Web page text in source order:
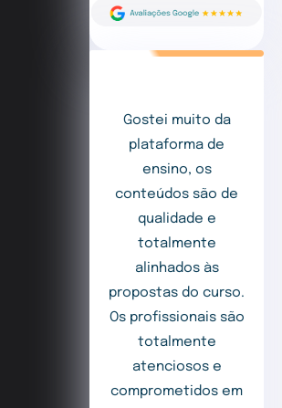
Gostei muito da
plataforma de
ensino, os
conteúdos são de
qualidade e
totalmente
alinhados às
propostas do curso.
Os profissionais são
totalmente
atenciosos e
comprometidos em